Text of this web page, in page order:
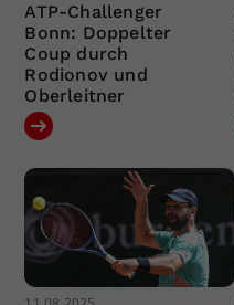
ATP-Challenger
Bonn: Doppelter
Coup durch
Rodionov und
Oberleitner